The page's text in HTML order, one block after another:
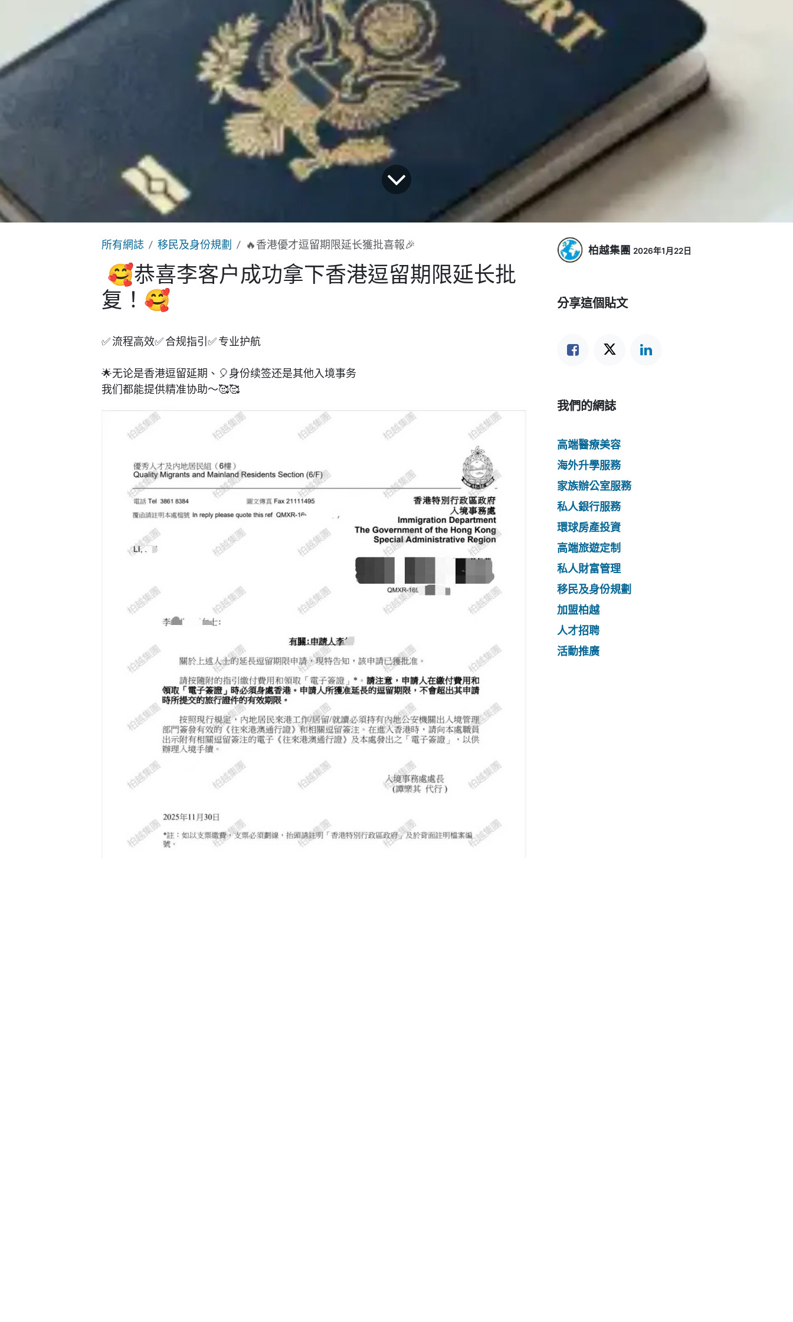
所有網誌 移民及身份規劃 🔥香港優才逗留期限延长獲批喜報🎉
🥰恭喜李客户成功拿下香港逗留期限延长批
复！🥰
✅ 流程高效✅ 合规指引✅ 专业护航
🌟无论是香港逗留延期、🎈身份续签还是其他入境事务
我们都能提供精准协助～🥰🥰
柏越集團 2026年1月22日
分享這個貼文
我們的網誌
高端醫療美容
海外升學服務
家族辦公室服務
私人銀行服務
環球房產投資
高端旅遊定制
私人財富管理
移民及身份規劃
加盟柏越
人才招聘
活動推廣